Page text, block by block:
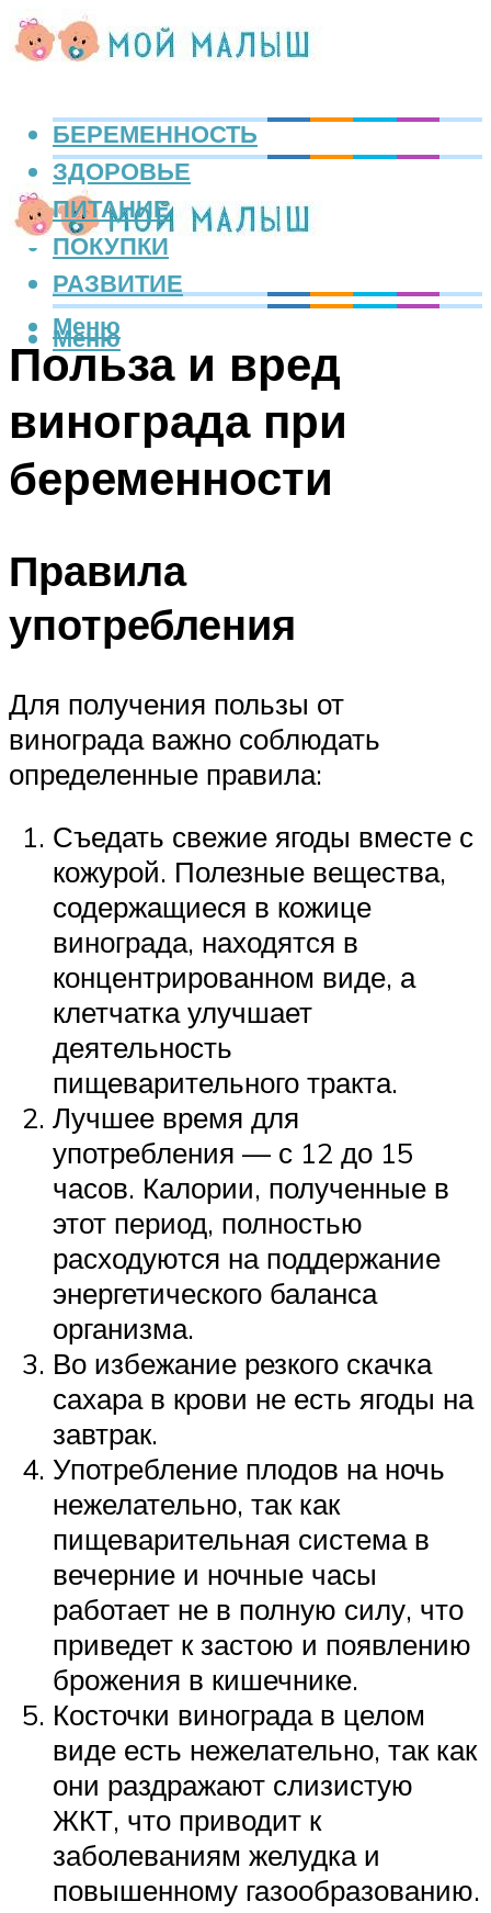
БЕРЕМЕННОСТЬ
ЗДОРОВЬЕ
ПИТАНИЕ
ПОКУПКИ
РАЗВИТИЕ
Меню
Меню
Польза и вред
винограда при
беременности
Правила
употребления
Для получения пользы от
винограда важно соблюдать
определенные правила:
Съедать свежие ягоды вместе с
кожурой. Полезные вещества,
содержащиеся в кожице
винограда, находятся в
концентрированном виде, а
клетчатка улучшает
деятельность
пищеварительного тракта.
Лучшее время для
употребления — с 12 до 15
часов. Калории, полученные в
этот период, полностью
расходуются на поддержание
энергетического баланса
организма.
Во избежание резкого скачка
сахара в крови не есть ягоды на
завтрак.
Употребление плодов на ночь
нежелательно, так как
пищеварительная система в
вечерние и ночные часы
работает не в полную силу, что
приведет к застою и появлению
брожения в кишечнике.
Косточки винограда в целом
виде есть нежелательно, так как
они раздражают слизистую
ЖКТ, что приводит к
заболеваниям желудка и
повышенному газообразованию.